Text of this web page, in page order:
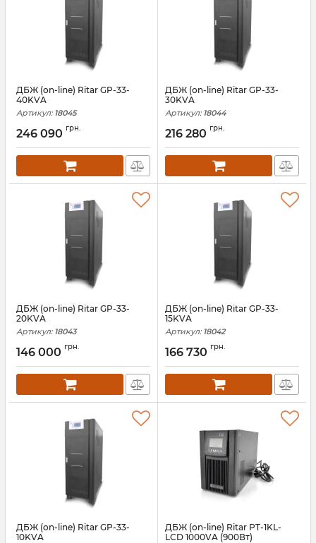
ДБЖ (on-line) Ritar GP-33-
40KVA
Артикул: 18045
246 090 грн.
ДБЖ (on-line) Ritar GP-33-
30KVA
Артикул: 18044
216 280 грн.
ДБЖ (on-line) Ritar GP-33-
20KVA
Артикул: 18043
146 000 грн.
ДБЖ (on-line) Ritar GP-33-
15KVA
Артикул: 18042
166 730 грн.
ДБЖ (on-line) Ritar GP-33-
10KVA
ДБЖ (on-line) Ritar PT-1KL-
LCD 1000VA (900Вт)